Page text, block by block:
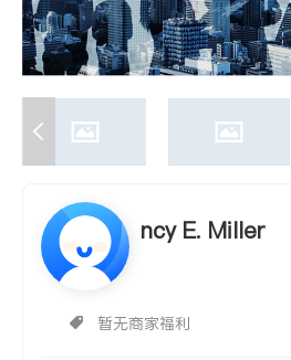
ncy E. Miller
暂无商家福利